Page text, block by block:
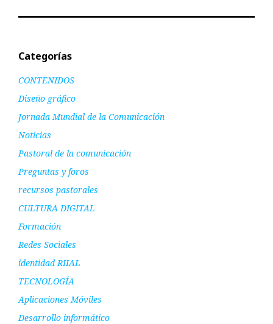
Categorías
CONTENIDOS
Diseño gráfico
Jornada Mundial de la Comunicación
Noticias
Pastoral de la comunicación
Preguntas y foros
recursos pastorales
CULTURA DIGITAL
Formación
Redes Sociales
identidad RIIAL
TECNOLOGÍA
Aplicaciones Móviles
Desarrollo informático